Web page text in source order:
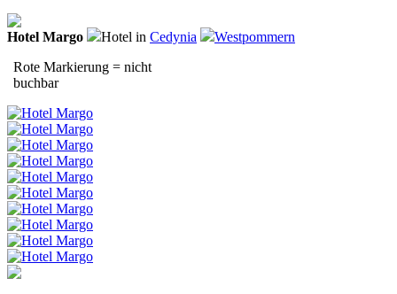
Hotel Margo Hotel in Cedynia
Westpommern
Rote Markierung = nicht
buchbar